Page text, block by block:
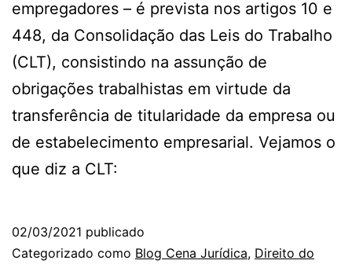
empregadores – é prevista nos artigos 10 e
448, da Consolidação das Leis do Trabalho
(CLT), consistindo na assunção de
obrigações trabalhistas em virtude da
transferência de titularidade da empresa ou
de estabelecimento empresarial. Vejamos o
que diz a CLT:
02/03/2021 publicado
Categorizado como Blog Cena Jurídica, Direito do